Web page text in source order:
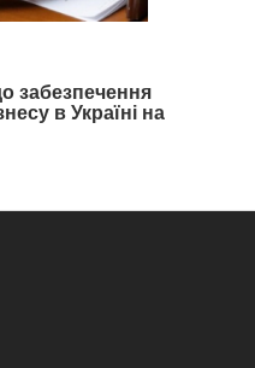
забезпечення
в Україні на